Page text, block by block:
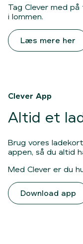
Tag Clever med
i lommen.
Læs mere her
Clever App
Altid et
Brug vores
appen, så du altid
Med Clever er du
Download app